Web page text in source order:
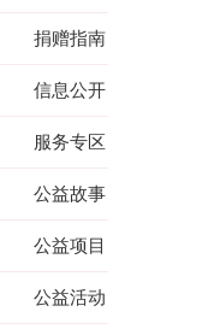
捐赠指南
信息公开
服务专区
公益故事
公益项目
公益活动